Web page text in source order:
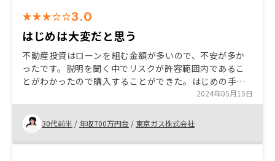
っぱいだ。 3.0
はじめは大変だと思う
不動産投資はローンを組む金額が多いので、不安が多か
ったです。説明を聞く中でリスクが許容範囲内であるこ
とがわかったので購入することができた。はじめの手続
きは面談なことが多いが、終われば長期間保有して、基
本的にはほっとくだけでいいので、これからは気長に続
けていこうと思います。
2024年05月15日
30代前半 / 年収700万円台 / 東京ガス株式会社